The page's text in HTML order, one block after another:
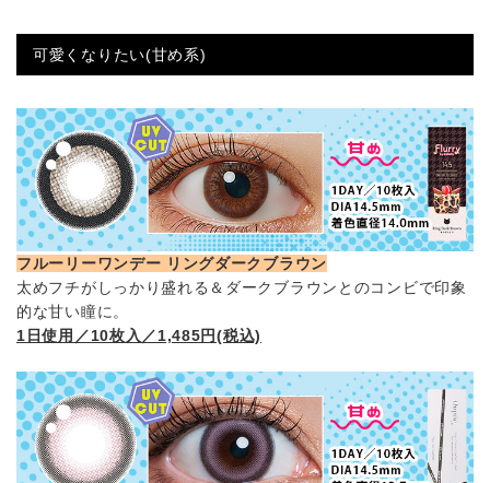
可愛くなりたい(甘め系)
フルーリーワンデー リングダークブラウン
太めフチがしっかり盛れる＆ダークブラウンとのコンビで印象
的な甘い瞳に。
1日使用／10枚入／1,485円(税込)